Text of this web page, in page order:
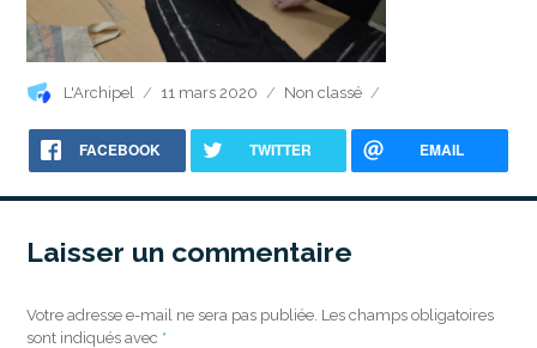
Auteur
L'Archipel
Publié
11 mars 2020 Catégories
Non classé
FACEBOOK TWITTER EMAIL
Laisser un commentaire
Votre adresse e-mail ne sera pas publiée. Les champs obligatoires
sont indiqués avec *